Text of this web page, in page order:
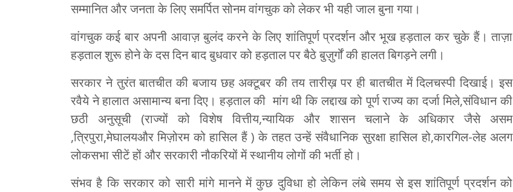
सम्मानित और जनता के लिए समर्पित सोनम वांगचुक को लेकर भी यही जाल बुना गया।
वांगचुक कई बार अपनी आवाज़ बुलंद करने के लिए शांतिपूर्ण प्रदर्शन और भूख हड़ताल कर चुके हैं। ताज़ा
हड़ताल शुरू होने के दस दिन बाद बुधवार को हड़ताल पर बैठे बुज़ुर्गों की हालत बिगड़ने लगी।
सरकार ने तुरंत बातचीत की बजाय छह अक्टूबर की तय तारीख़ पर ही बातचीत में दिलचस्पी दिखाई। इस
रवैये ने हालात असामान्य बना दिए। हड़ताल की मांग थी कि लद्दाख को पूर्ण राज्य का दर्जा मिले,संविधान की
छठी अनुसूची (राज्यों को विशेष वित्तीय,न्यायिक और शासन चलाने के अधिकार जैसे असम
,त्रिपुरा,मेघालयऔर मिज़ोरम को हासिल हैं ) के तहत उन्हें संवैधानिक सुरक्षा हासिल हो,कारगिल-लेह अलग
लोकसभा सीटें हों और सरकारी नौकरियों में स्थानीय लोगों की भर्ती हो।
संभव है कि सरकार को सारी मांगे मानने में कुछ दुविधा हो लेकिन लंबे समय से इस शांतिपूर्ण प्रदर्शन को